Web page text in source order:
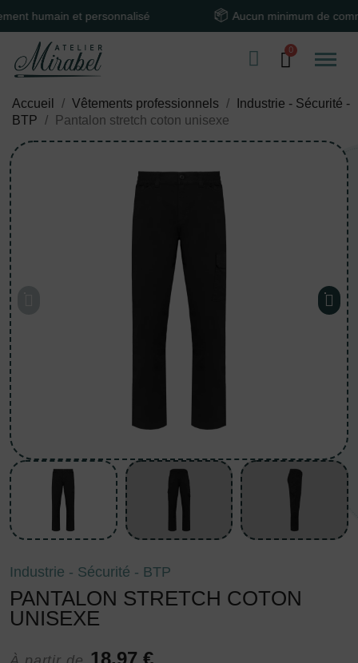
et personnalisé Aucun minimum de
Accueil Vêtements professionnels
Industrie - Sécurité -
BTP
Pantalon stretch coton unisexe
Industrie - Sécurité - BTP
PANTALON STRETCH COTON
UNISEXE
18,97 €